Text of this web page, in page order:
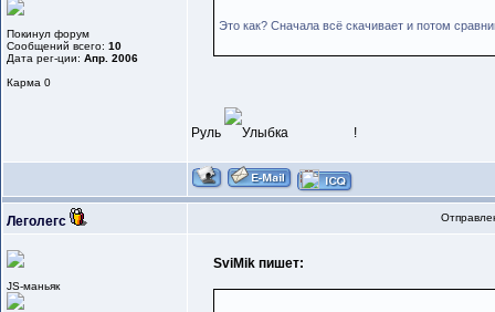
Покинул форум
Сообщений всего: 10
Дата рег-ции: Апр. 2006
Карма 0
Это как? Сначала всё скачивает и потом
Руль !
Леголегс
JS-маньяк
SviMik пишет: